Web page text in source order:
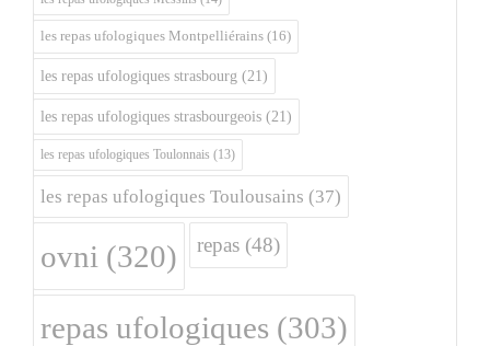
les repas ufologiques Montpelliérains (16)
les repas ufologiques strasbourg (21)
les repas ufologiques strasbourgeois (21)
les repas ufologiques Toulonnais (13)
les repas ufologiques Toulousains (37)
ovni (320) repas (48)
repas ufologiques (303)